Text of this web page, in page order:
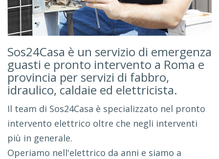
Sos24Casa è un servizio di emergenza
guasti e pronto intervento a Roma e
provincia per servizi di fabbro,
idraulico, caldaie ed elettricista.
Il team di Sos24Casa è specializzato nel pronto
intervento elettrico oltre che negli interventi
più in generale.
Operiamo nell'elettrico da anni e siamo a